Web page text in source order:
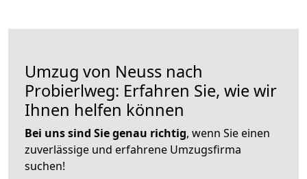
Umzug von Neuss nach
Probierlweg: Erfahren Sie, wie wir
Ihnen helfen können
Bei uns sind Sie genau richtig, wenn Sie einen
zuverlässige und erfahrene Umzugsfirma
suchen!